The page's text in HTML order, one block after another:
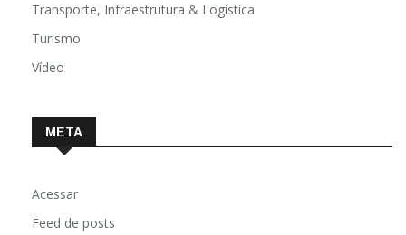
Transporte, Infraestrutura & Logística
Turismo
Vídeo
META
Acessar
Feed de posts